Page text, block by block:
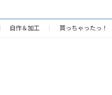
自作＆加工 買っちゃったっ！